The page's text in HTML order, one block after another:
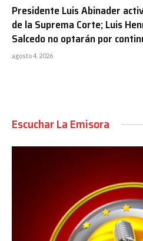
Presidente Luis Abinader
de la Suprema Corte; Luis
Salcedo no optarán por
agosto 4, 2026
Escuchar La Emisora